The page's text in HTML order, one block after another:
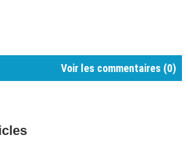
Voir les commentaires (0)